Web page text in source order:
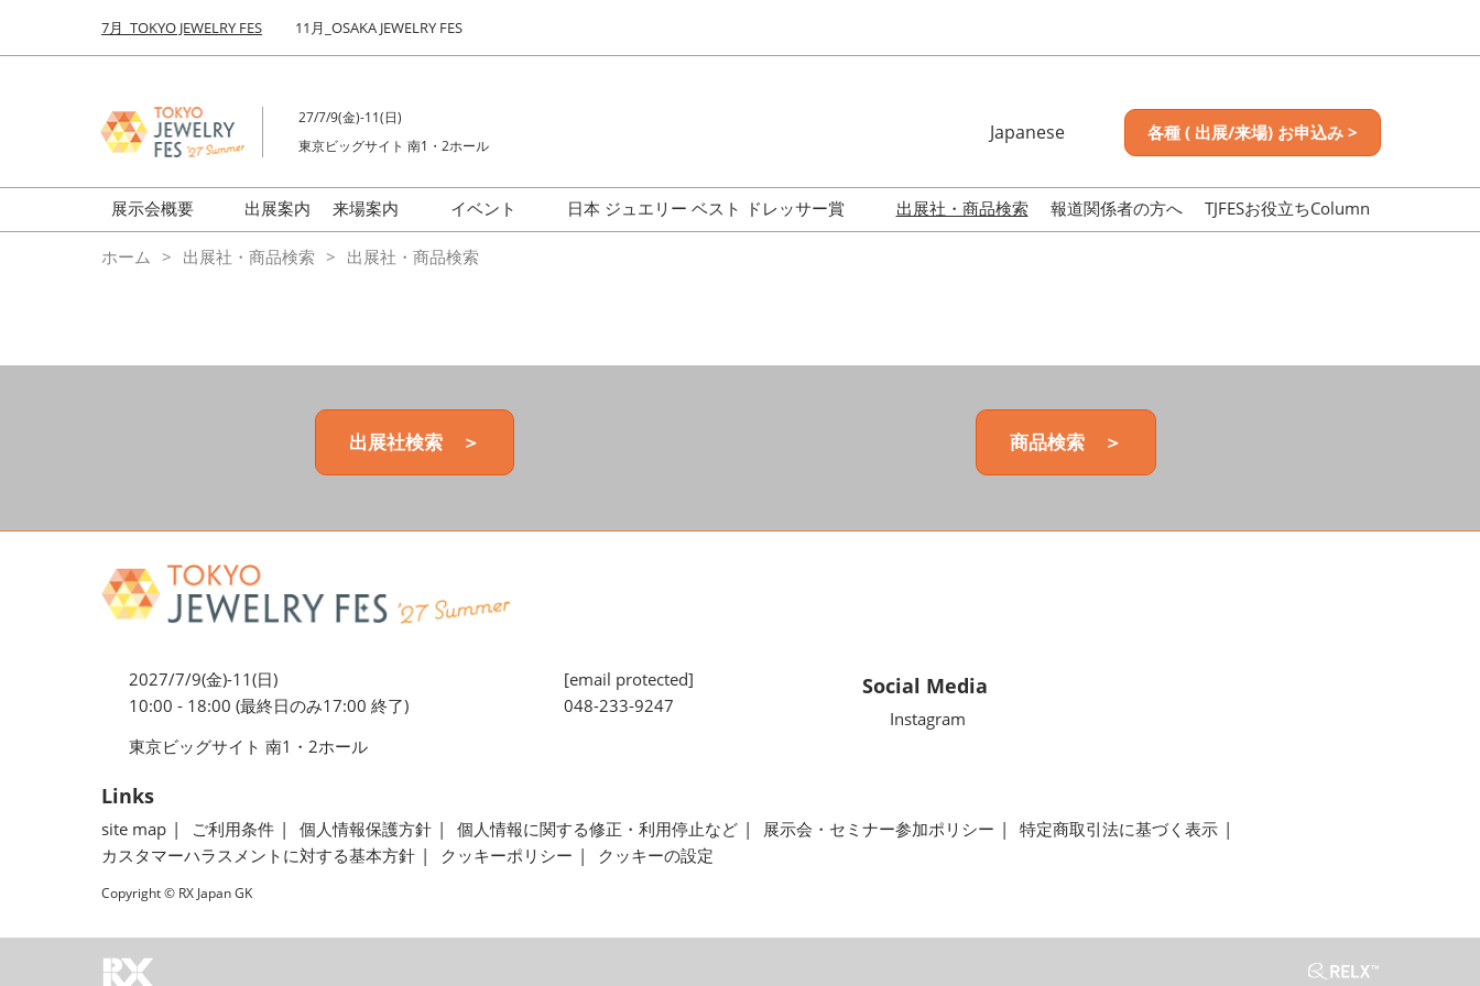
キ
し
て
む
to
7月_TOKYO JEWELRY FES 11月_OSAKA JEWELRY FES
27/7/9(金)-11(日)
東京ビッグサイト 南1・2ホール
Japanese
English
各種 ( 出展/来場) お申込み >
展示会概要
前回来場者数
ミネラル&ストーンFES
出展案内
来場案内
会場の様子
イベント
日本 ジュエリー ベスト ドレッサー賞
出展社・商品検索 報道関係者の方へ TJFESお役立ちColumn
ホーム 出展社・商品検索 出展社・商品検索
出展社検索 ＞ 商品検索 ＞
2027/7/9(金)-11(日)
10:00 - 18:00 (最終日のみ17:00 終了)
東京ビッグサイト 南1・2ホール
[email protected]
048-233-9247
Social Media
Instagram
Links
site map ご利用条件 個人情報保護方針 個人情報に関する修正・利用停止など 展示会・セミナー参加ポリシー
特定商取引法に基づく表示
カスタマーハラスメントに対する基本方針
クッキーポリシー クッキーの設定
Copyright © RX Japan GK